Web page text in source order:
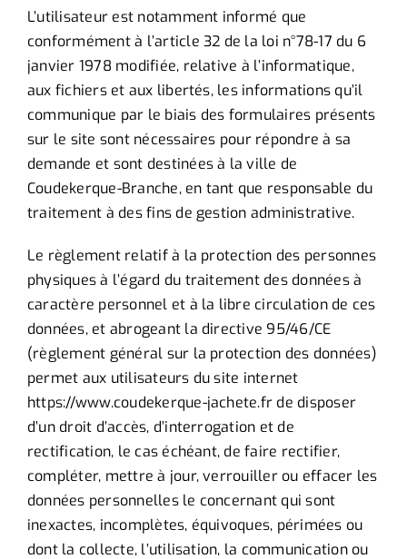
L’utilisateur est notamment informé que
conformément à l’article 32 de la loi n°78-17 du 6
janvier 1978 modifiée, relative à l’informatique,
aux fichiers et aux libertés, les informations qu’il
communique par le biais des formulaires présents
sur le site sont nécessaires pour répondre à sa
demande et sont destinées à la ville de
Coudekerque-Branche, en tant que responsable du
traitement à des fins de gestion administrative.
Le règlement relatif à la protection des personnes
physiques à l’égard du traitement des données à
caractère personnel et à la libre circulation de ces
données, et abrogeant la directive 95/46/CE
(règlement général sur la protection des données)
permet aux utilisateurs du site internet
https://www.coudekerque-jachete.fr de disposer
d’un droit d’accès, d’interrogation et de
rectification, le cas échéant, de faire rectifier,
compléter, mettre à jour, verrouiller ou effacer les
données personnelles le concernant qui sont
inexactes, incomplètes, équivoques, périmées ou
dont la collecte, l’utilisation, la communication ou